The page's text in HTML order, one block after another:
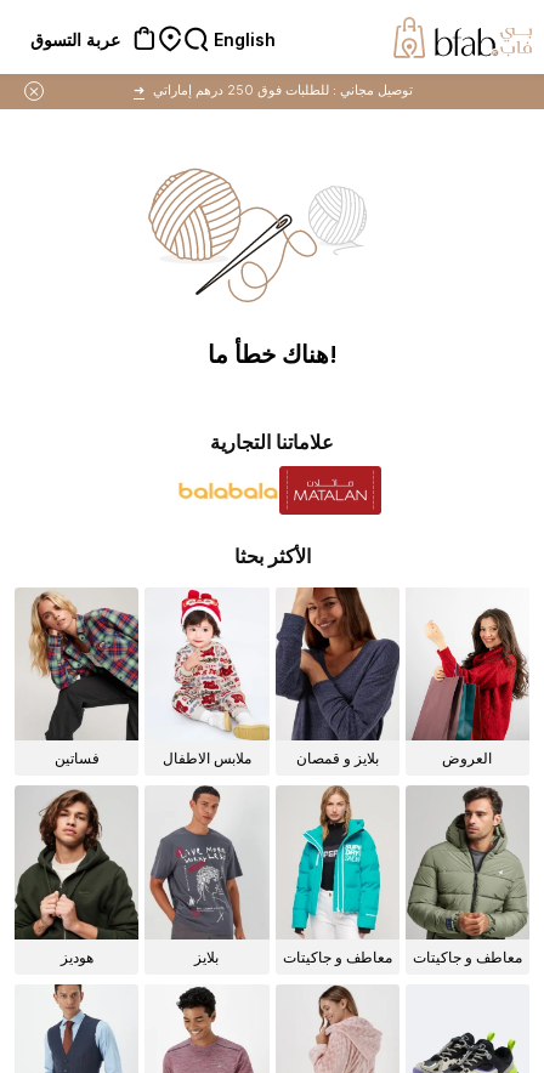
English عربة التسوق
توصيل مجاني : للطلبات فوق 250 درهم إماراتي ➜
!هناك خطأ ما
علاماتنا التجارية
الأكثر بحثا
العروض
بلايز و قمصان
ملابس الاطفال فساتين
معاطف و جاكيتات
معاطف و جاكيتات
بلايز هوديز